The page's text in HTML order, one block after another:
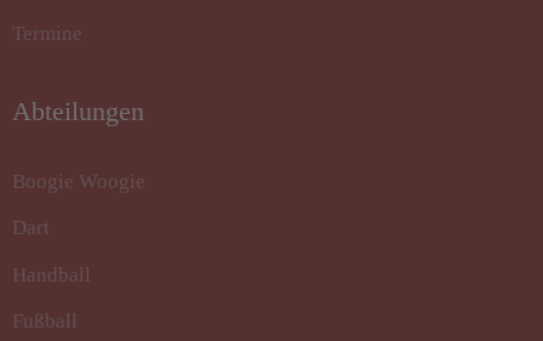
Termine
Abteilungen
Boogie Woogie
Dart
Handball
Fußball